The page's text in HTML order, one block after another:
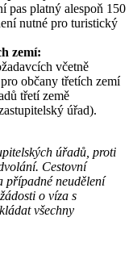
pas platný alespoň 150
nutné pro turistický
zemí:
včetně
občany třetích zemí
třetí země
úřad).
úřadů, proti
Cestovní
případné neudělení
o víza s
všechny